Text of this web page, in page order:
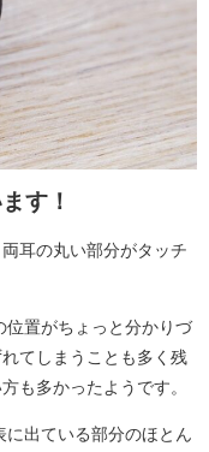
す！
耳の丸い部分がタッチ
置がちょっと分かりづ
てしまうことも多く残
も多かったようです。
出ている部分のほとん